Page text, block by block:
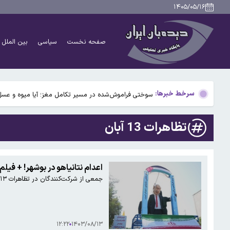
۱۴۰۵/۰۵/۱۶
صفحه نخست سیاسی بین الملل
سرخط خبرها:
۴۹ سال پیش در چنین روزی؛ جمشید آموزگار نخست وزیر شد/اسامی اعضای کابینه
۹ حقیقت درباره داریوش هخامنشی که شاید نمی‌دانستید
بیفوما در پرسپولیس ماندنی شد
سوختی فراموش‌شده در مسیر تکامل مغز؛ آیا میوه و
نتایج تحقیق روی ۱۰ میلیون فرزند: ترتیب تولد بر بروز بیماری‌ها تأثیر می‌گذارد
۹ حقیقت درباره داریوش هخامنشی که شاید نمی‌دانستید
بیفوما در پرسپولیس ماندنی شد
تظاهرات 13 آبان
اعدام نتانیاهو در بوشهر! + فیلم
جمعی از شرکت‌کنندگان در تظاهرات ۱۳ آبان در بوشهر، نخست‌وزیر اسرائیل را به صورت نمادین روی یک نیسان آبی اعدام کردند.
۱۴۰۳/۰۸/۱۳ ۱۲:۲۲